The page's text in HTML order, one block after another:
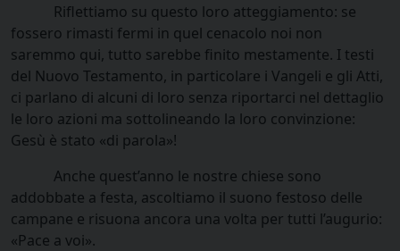
Riflettiamo su questo loro atteggiamento: se
fossero rimasti fermi in quel cenacolo noi non
saremmo qui, tutto sarebbe finito mestamente. I testi
del Nuovo Testamento, in particolare i Vangeli e gli Atti,
ci parlano di alcuni di loro senza riportarci nel dettaglio
le loro azioni ma sottolineando la loro convinzione:
Gesù è stato «di parola»!
Anche quest’anno le nostre chiese sono
addobbate a festa, ascoltiamo il suono festoso delle
campane e risuona ancora una volta per tutti l’augurio:
«Pace a voi».